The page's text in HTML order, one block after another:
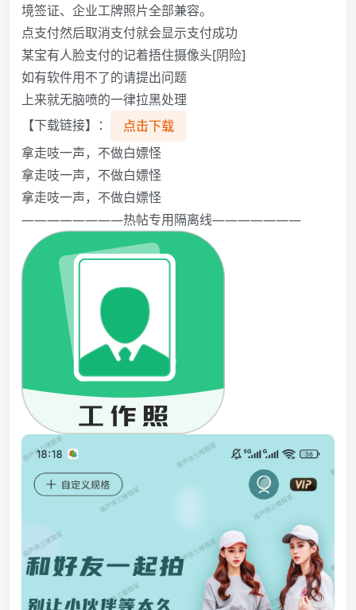
境签证、企业工牌照片全部兼容。
点支付然后取消支付就会显示支付成功
某宝有人脸支付的记着捂住摄像头[阴险]
如有软件用不了的请提出问题
上来就无脑喷的一律拉黑处理
【下载链接】：
点击下载
拿走吱一声，不做白嫖怪️️️
拿走吱一声，不做白嫖怪️️️
拿走吱一声，不做白嫖怪️️️
————————热帖专用隔离线———————